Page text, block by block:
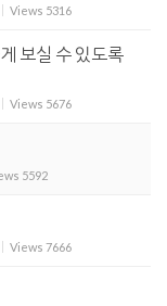
Views 5316
보실 수 있도록
Views 5676
5592
Views 7666